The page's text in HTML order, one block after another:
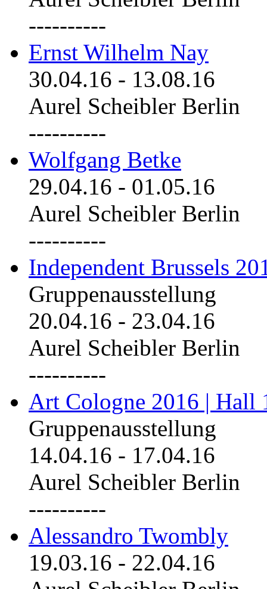
----------
Ernst Wilhelm Nay
30.04.16 - 13.08.16
Aurel Scheibler Berlin
----------
Wolfgang Betke
29.04.16 - 01.05.16
Aurel Scheibler Berlin
----------
Independent Brussels
Gruppenausstellung
20.04.16 - 23.04.16
Aurel Scheibler Berlin
----------
Art Cologne 2016 | Hall
Gruppenausstellung
14.04.16 - 17.04.16
Aurel Scheibler Berlin
----------
Alessandro Twombly
19.03.16 - 22.04.16